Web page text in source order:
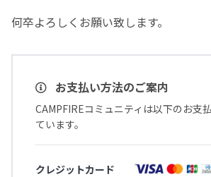
何卒よろしくお願い致します。
お支払い方法のご案内
CAMPFIREコミュニティは以下のお支
ています。
クレジットカード